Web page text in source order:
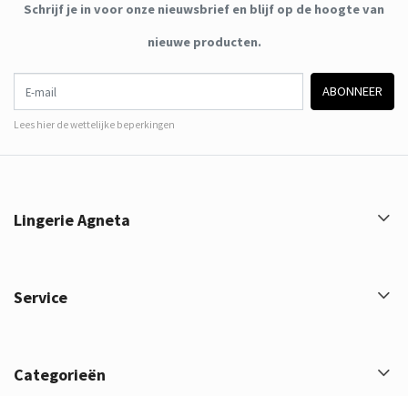
Schrijf je in voor onze nieuwsbrief en blijf op de hoogte van
nieuwe producten.
ABONNEER
Lees hier de wettelijke beperkingen
Lingerie Agneta
Service
Categorieën